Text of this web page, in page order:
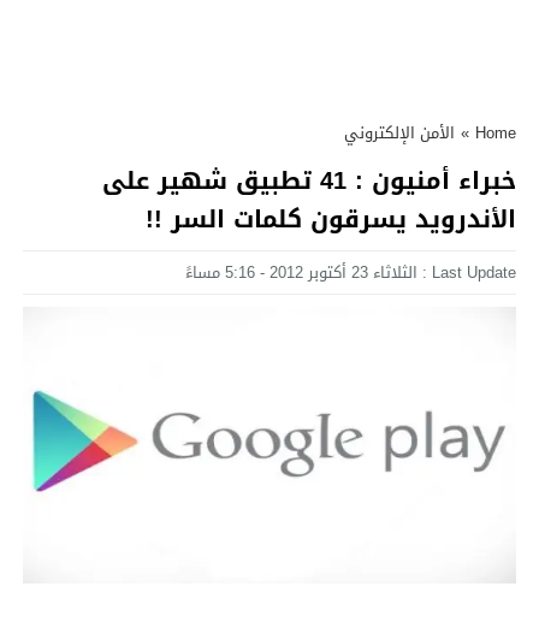
Home
» الأمن الإلكتروني
خبراء أمنيون : 41 تطبيق شهير على
الأندرويد يسرقون كلمات السر !!
Last Update : الثلاثاء 23 أكتوبر 2012 - 5:16 مساءً